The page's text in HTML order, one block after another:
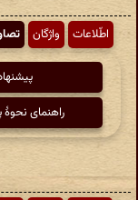
اطّلاعات واژگان
راهنمای نحوهٔ